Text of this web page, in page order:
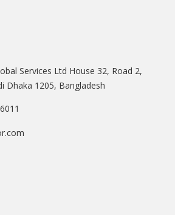
Services Ltd House 32, Road 2,
Dhaka 1205, Bangladesh